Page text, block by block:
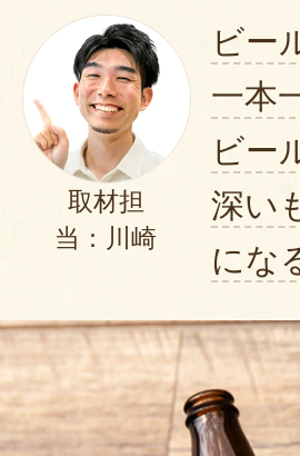
取材担
当：川崎
ビー
一本
ビー
深い
にな